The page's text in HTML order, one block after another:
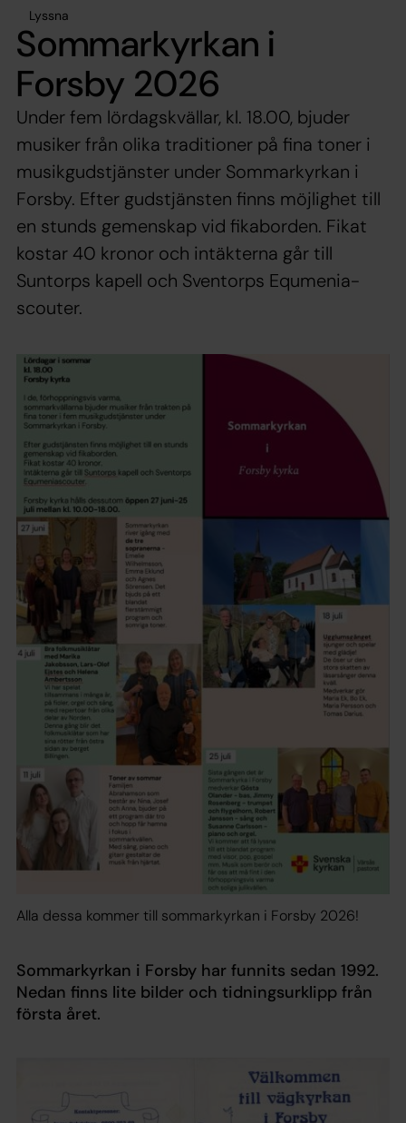
Lyssna
Sommarkyrkan i
Forsby 2026
Under fem lördagskvällar, kl. 18.00, bjuder
musiker från olika traditioner på fina toner i
musikgudstjänster under Sommarkyrkan i
Forsby. Efter gudstjänsten finns möjlighet till
en stunds gemenskap vid fikaborden. Fikat
kostar 40 kronor och intäkterna går till
Suntorps kapell och Sventorps Equmenia-
scouter.
Alla dessa kommer till sommarkyrkan i Forsby 2026!
Sommarkyrkan i Forsby har funnits sedan 1992.
Nedan finns lite bilder och tidningsurklipp från
första året.